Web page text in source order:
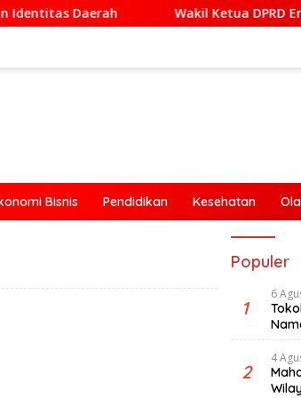
Wakil Ketua DPRD Ende Dukung
Bisnis Pendidikan Kesehatan
Populer
1
6
2
4